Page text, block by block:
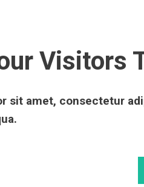
Visitors
sit amet, consectetur